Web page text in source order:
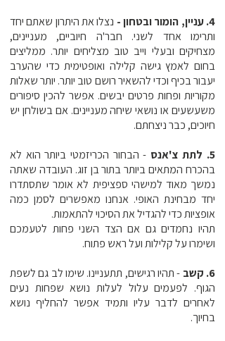
4. עניין, הומור ובטחון -
נצלו את היתרון שאתם יחד
ותרימו אחד לשני. חבר'ה חיוביים, מעניינים,
מצחיקים ובעלי וייב טוב מצליחים יותר. ממליצים
בחום לאמץ גישה קלילה ואופטימית כדי שהערב
יעבור בכיף וכדי להשאיר רושם טוב יותר. יותר שאלות
מקוריות ופחות פרטים יבשים. אפשר להכין סיפורים
משעשעים או נושאי שיחה מעניינים. אם בשולחן יש
חיוכים, כבר ניצחתם.
5. לתת צ'אנס
- הבחור הכריזמטי ביותר הוא לא
בהכרח המתאים ביותר בתור בן זוג. העובדה שאתה
נמשך מאוד למישהי ספציפית לא אומר שתסתדרו
יחד מבחינת האופי. אנחנו מאפשרים לסמן כמה
אופציות כדי להגדיל את הסיכוי להתאמות.
תהיו נחמדים גם אם הצד השני פחות לטעמכם
ושימרו על קלילות ועל ראש פתוח.
6. קשב
- תהיו רגישים, תתעניינו. שימו לב גם לשפת
הגוף. לפעמים עלול לעלות נושא שפחות נעים
לאחרים לדבר עליו ותמיד אפשר להחליף נושא
בחיוך.